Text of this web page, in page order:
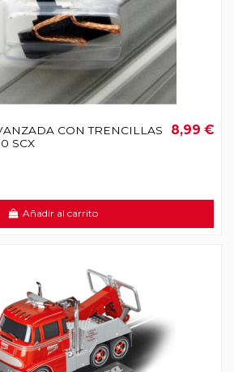
CON TRENCILLAS
SCX
8,99 €
Añadir al carrito